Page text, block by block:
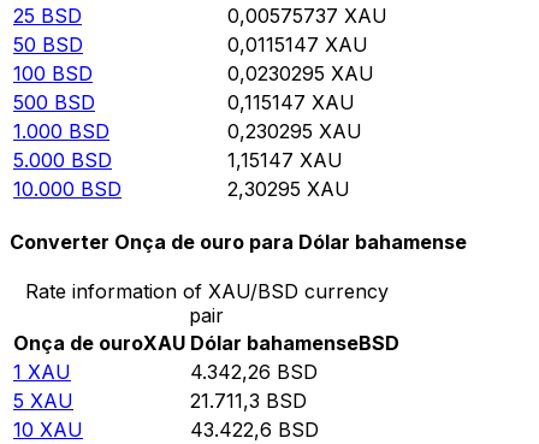
25 BSD 0,00575737 XAU
50 BSD 0,0115147 XAU
100 BSD 0,0230295 XAU
500 BSD 0,115147 XAU
1.000 BSD 0,230295 XAU
5.000 BSD 1,15147 XAU
10.000 BSD 2,30295 XAU
Converter Onça de ouro para Dólar bahamense
Rate information of XAU/BSD currency
pair
Onça de ouroXAU Dólar bahamenseBSD
1 XAU 4.342,26 BSD
5 XAU 21.711,3 BSD
10 XAU 43.422,6 BSD